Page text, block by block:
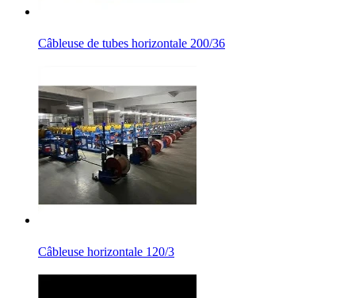
Câbleuse de tubes horizontale 200/36
Câbleuse horizontale 120/3